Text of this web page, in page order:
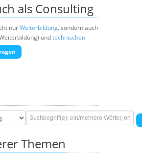
als Consulting
nurWeiterbildung, sondern auch
undtechnischen
Themen